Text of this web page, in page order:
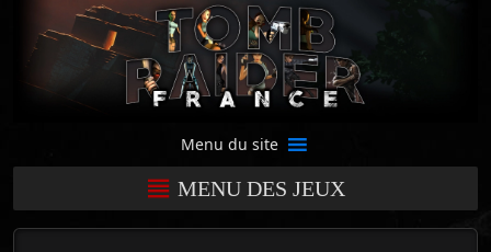
Menu du site
MENU DES JEUX